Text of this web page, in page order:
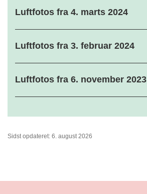
Luftfotos fra 4. marts 2024
Luftfotos fra 3. februar 2024
Luftfotos fra 6. november 2023
Sidst opdateret: 6. august 2026